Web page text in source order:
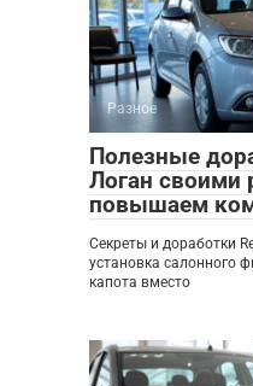
Разное
Полезные
Логан своими
повышаем
Секреты и доработки
установка салонного
капота вместо